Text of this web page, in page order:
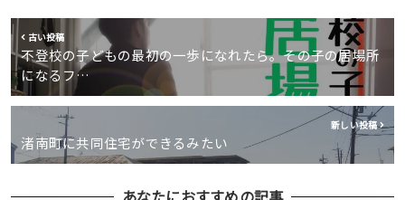
古い投稿
不登校の子どもの最初の一歩になれたら。その子の居場所
になるフ…
新しい投稿
渚南町に共同住宅ができるみたい